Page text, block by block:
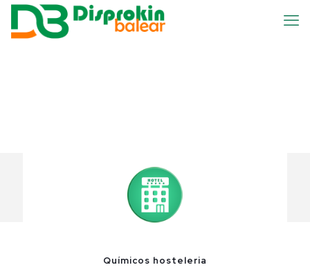
Químicos hosteleria